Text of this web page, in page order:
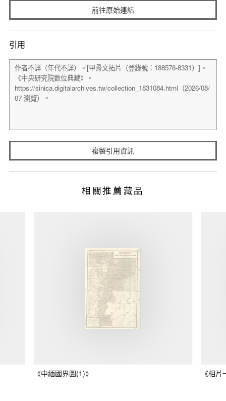
前往原始連結
引用
複製引用資訊
相關推薦藏品
《中緬國界圖(1)》 《相